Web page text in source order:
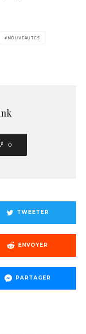
NOUVEAUTÉS
0
TWEETER
ENVOYER
PARTAGER